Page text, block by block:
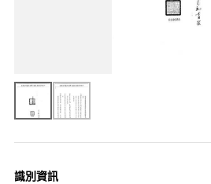
識別資訊